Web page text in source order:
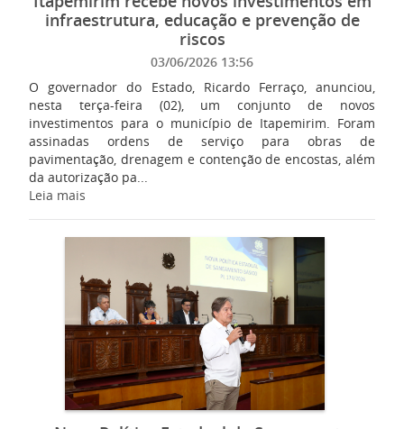
infraestrutura, educação e prevenção de
riscos
03/06/2026 13:56
O governador do Estado, Ricardo Ferraço, anunciou,
nesta terça-feira (02), um conjunto de novos
investimentos para o município de Itapemirim. Foram
assinadas ordens de serviço para obras de
pavimentação, drenagem e contenção de encostas, além
da autorização pa...
Leia mais